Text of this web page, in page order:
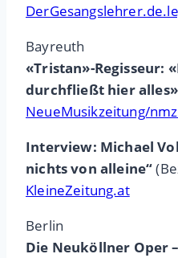
Bayreuth
«Tristan»-Regisseur:
durchfließt hier alles»
NeueMusikzeitung/
Interview: Michael
nichts von alleine“
KleineZeitung.at
Berlin
Die Neuköllner Oper